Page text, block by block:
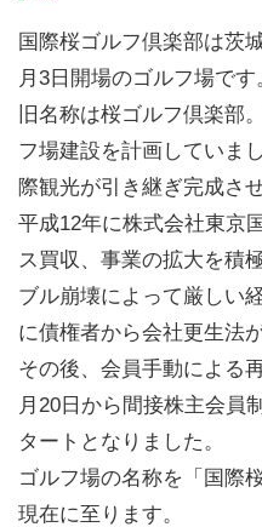
国際桜ゴルフ倶楽部は茨
月3日開場のゴルフ場です
旧名称は桜ゴルフ倶楽部
フ場建設を計画していま
際観光が引き継ぎ完成さ
平成12年に株式会社東京
ス買収、事業の拡大を積
ブル崩壊によって厳しい
に債権者から会社更生法
その後、会員手動による
月20日から間接株主会員
タートとなりました。
ゴルフ場の名称を「国際
現在に至ります。